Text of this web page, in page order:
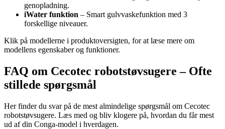
genopladning.
iWater funktion – Smart gulvvaskefunktion med 3
forskellige niveauer.
Klik på modellerne i produktoversigten, for at læse mere om
modellens egenskaber og funktioner.
FAQ om Cecotec robotstøvsugere – Ofte
stillede spørgsmål
Her finder du svar på de mest almindelige spørgsmål om Cecotec
robotstøvsugere. Læs med og bliv klogere på, hvordan du får mest
ud af din Conga-model i hverdagen.